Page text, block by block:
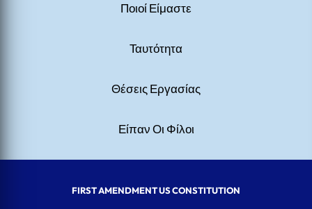
Ποιοί Είμαστε
Ταυτότητα
Θέσεις Εργασίας
Είπαν Οι Φίλοι
FIRST AMENDMENT US CONSTITUTION